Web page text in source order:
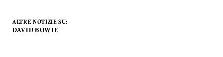
ALTRE NOTIZIE SU:
DAVID BOWIE